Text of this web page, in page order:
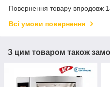
Повернення товару впродовж
Всі умови повернення
З цим товаром також